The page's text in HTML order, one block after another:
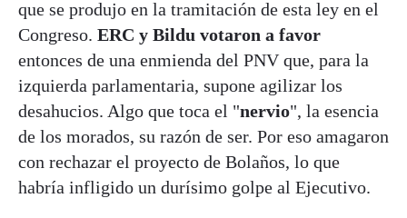
que se produjo en la tramitación de esta ley en el
Congreso. ERC y Bildu votaron a favor
entonces de una enmienda del PNV que, para la
izquierda parlamentaria, supone agilizar los
desahucios. Algo que toca el "nervio", la esencia
de los morados, su razón de ser. Por eso amagaron
con rechazar el proyecto de Bolaños, lo que
habría infligido un durísimo golpe al Ejecutivo.